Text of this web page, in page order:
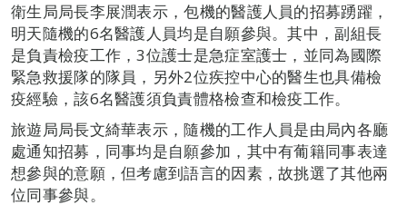
衛生局局長李展潤表示，包機的醫護人員的招募踴躍，
明天隨機的6名醫護人員均是自願參與。其中，副組長
是負責檢疫工作，3位護士是急症室護士，並同為國際
緊急救援隊的隊員，另外2位疾控中心的醫生也具備檢
疫經驗，該6名醫護須負責體格檢查和檢疫工作。
旅遊局局長文綺華表示，隨機的工作人員是由局內各廳
處通知招募，同事均是自願參加，其中有葡籍同事表達
想參與的意願，但考慮到語言的因素，故挑選了其他兩
位同事參與。